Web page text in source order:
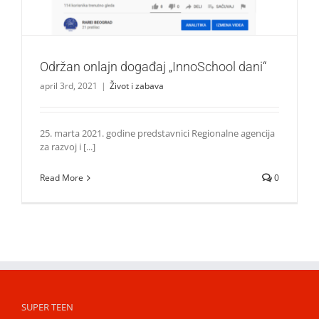
Održan onlajn događaj „InnoSchool dani“
april 3rd, 2021 | Život i zabava
25. marta 2021. godine predstavnici Regionalne agencija
za razvoj i [...]
Read More 0
SUPER TEEN